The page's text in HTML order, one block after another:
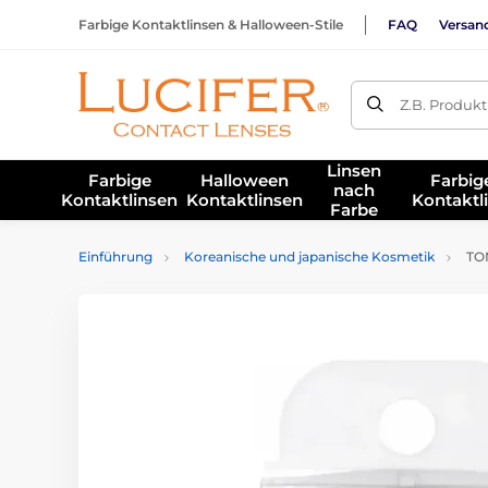
Farbige Kontaktlinsen & Halloween-Stile FAQ
Z.B.
Farbige
Kontaktlinsen
Halloween
Kontaktlinsen
Linsen
nach
Farbe
Einführung Koreanische und japanische Kosmetik